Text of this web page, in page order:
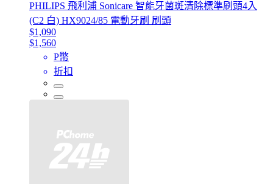
PHILIPS 飛利浦 Sonicare 智能牙菌斑清除標準刷頭4入
(C2 白) HX9024/85 電動牙刷 刷頭
$1,090
$1,560
P幣
折扣